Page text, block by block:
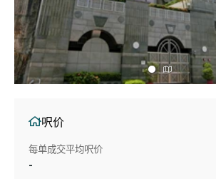
呎价
每单成交平均呎价
-